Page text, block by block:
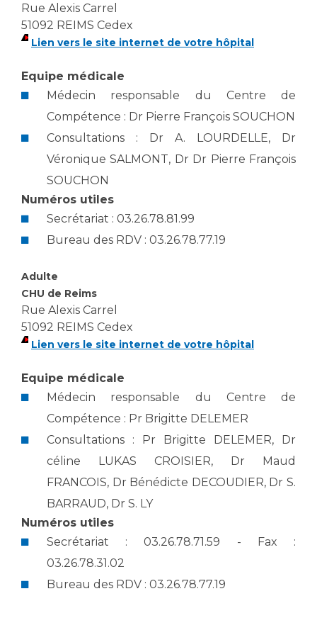
Salon des familles
Transports sanitaires
Vos droits, vos devoirs
Handicap
Handi 13
Pôle Médecine Physique et Réadaptation
Accueil sourds et malentendants
Charte Romain Jacob
Mouvement Parcours Handicap 13
Activité physique
Cancer
Médecine nucléaire
Maladies rares
Maternité Hôpital Nord
Vos représentants
La Commission Des Usagers (CDU)
Les structures de recherche
Plateforme des internes
Professionnels de santé
Adresser un patient
Réseaux de soins
Adresser un examen au Laboratoire de Biologie
Radiologie / Imagerie
Cancérologie
Les pôles d'activité médicale
Anatomie et Cytologie Pathologiques
Centres de référence Maladies Rares
Plateforme d'Expertise Maladies Rares
Communiqués de presse
Dossiers de presse
Médiathèque
Fournisseurs
Rue Alexis Carrel
51092 REIMS Cedex
Lien vers le site internet de votre hôpital
Equipe médicale
Médecin responsable du Centre de
Compétence : Dr Pierre François SOUCHON
Consultations : Dr A. LOURDELLE, Dr
Véronique SALMONT, Dr Dr Pierre François
SOUCHON
Numéros utiles
Secrétariat : 03.26.78.81.99
Bureau des RDV : 03.26.78.77.19
Adulte
CHU de Reims
Rue Alexis Carrel
51092 REIMS Cedex
Lien vers le site internet de votre hôpital
Equipe médicale
Médecin responsable du Centre de
Compétence : Pr Brigitte DELEMER
Consultations : Pr Brigitte DELEMER, Dr
céline LUKAS CROISIER, Dr Maud
FRANCOIS, Dr Bénédicte DECOUDIER, Dr S.
BARRAUD, Dr S. LY
Numéros utiles
Secrétariat : 03.26.78.71.59 - Fax :
03.26.78.31.02
Bureau des RDV : 03.26.78.77.19